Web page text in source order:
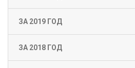
ЗА 2019 ГОД
ЗА 2018 ГОД